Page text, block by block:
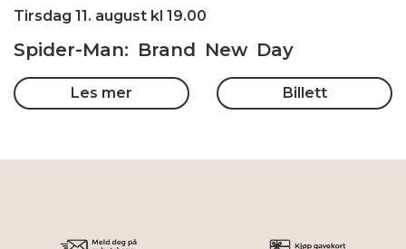
Tirsdag 11. august kl 19.00
Spider-Man: Brand New Day
Les mer Billett